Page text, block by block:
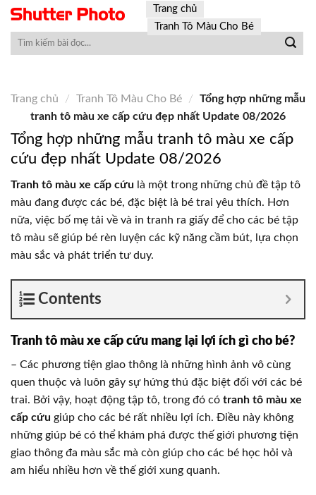
Skip
content
Trang chủ
Tranh Tô Màu Cho Bé
Trang chủ / Tranh Tô Màu Cho Bé /
Tổng hợp những mẫu
tranh tô màu xe cấp cứu đẹp nhất Update 08/2026
Tổng hợp những mẫu tranh tô màu xe cấp
cứu đẹp nhất Update 08/2026
Tranh tô màu xe cấp cứu là một trong những chủ đề tập tô
màu đang được các bé, đặc biệt là bé trai yêu thích. Hơn
nữa, việc bố mẹ tải về và in tranh ra giấy để cho các bé tập
tô màu sẽ giúp bé rèn luyện các kỹ năng cầm bút, lựa chọn
màu sắc và phát triển tư duy.
Contents
Tranh tô màu xe cấp cứu mang lại lợi ích gì cho bé?
– Các phương tiện giao thông là những hình ảnh vô cùng
quen thuộc và luôn gây sự hứng thú đặc biệt đối với các bé
trai. Bởi vậy, hoạt động tập tô, trong đó có tranh tô màu xe
cấp cứu giúp cho các bé rất nhiều lợi ích. Điều này không
những giúp bé có thể khám phá được thế giới phương tiện
giao thông đa màu sắc mà còn giúp cho các bé học hỏi và
am hiểu nhiều hơn về thế giới xung quanh.